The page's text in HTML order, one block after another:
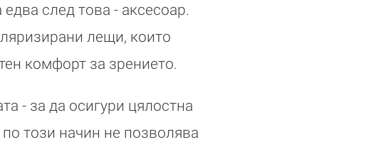
след това - аксесоар.
лещи, които
комфорт за зрението.
- за да осигури цялостна
този начин не позволява